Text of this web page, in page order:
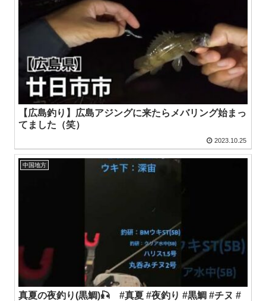
【広島釣り】広島アジングに来たらメバリング始まっ
てました（笑）
2023.10.25
中国地方
真夏の夜釣り(黒鯛)🎣 #真夏 #夜釣り #黒鯛 #チヌ #